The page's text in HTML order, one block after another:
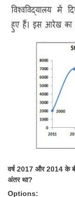
वर्ष 2017 और 2014 के
अंतर था?
Options: